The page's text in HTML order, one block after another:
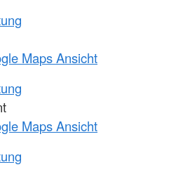
Maps Ansicht
Maps Ansicht